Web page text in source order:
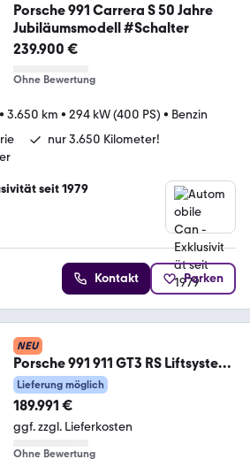
Porsche 991 Carrera S 50 Jahre
Jubiläumsmodell #Schalter
239.900 €
Ohne Bewertung
• 3.650 km • 294 kW (400 PS) • Benzin
nur 3.650 Kilometer!
seit 1979
Kontakt Parken
NEU
Porsche 991 911 GT3 RS Liftsystem-
VA PCCB nur 4.800 km
Lieferung möglich
189.991 €
ggf. zzgl. Lieferkosten
Ohne Bewertung